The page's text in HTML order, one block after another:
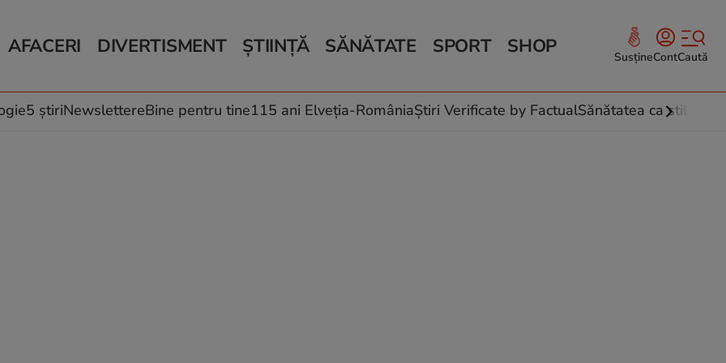
AFACERI
Auto
Locuri de muncă
DIVERTISMENT
Horoscop
Muzică și Filme
ȘTIINȚĂ
Schimbări climatice
SĂNĂTATE
Relații
Rețete culinare
SPORT SHOP SusțineContCaută
5 știriNewslettereBine pentru tine115 ani Elveția-RomâniaȘtiri Verificate by FactualSănătatea ca stil de